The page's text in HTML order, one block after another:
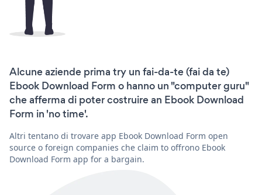
Alcune aziende prima try un fai-da-te (fai da te)
Ebook Download Form o hanno un "computer guru"
che afferma di poter costruire an Ebook Download
Form in 'no time'.
Altri tentano di trovare app Ebook Download Form open
source o foreign companies che claim to offrono Ebook
Download Form app for a bargain.